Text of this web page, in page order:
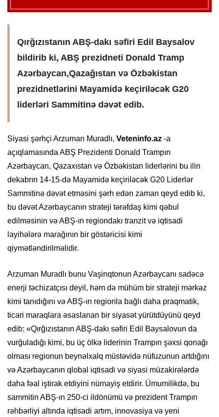
Qırğızıstanın ABŞ-dakı səfiri Edil Baysalov
bildirib ki, ABŞ prezidneti Donald Tramp
Azərbaycan,Qazağıstan və Özbəkistan
prezidnetlərini Mayamidə keçiriləcək G20
liderləri Sammitinə dəvət edib.
Siyasi şərhçi Arzuman Muradlı, Veteninfo.az -a
açıqlamasında ABŞ Prezidenti Donald Trampın
Azərbaycan, Qazaxıstan və Özbəkistan liderlərini bu ilin
dekabrın 14-15-də Mayamidə keçiriləcək G20 Liderlər
Sammitinə dəvət etməsini şərh edən zaman qeyd edib ki,
bu dəvət Azərbaycanın strateji tərəfdaş kimi qəbul
edilməsinin və ABŞ-ın regiondakı tranzit və iqtisadi
layihələrə marağının bir göstəricisi kimi
qiymətləndirilməlidir.
Arzuman Muradlı bunu Vaşinqtonun Azərbaycanı sadəcə
enerji təchizatçısı deyil, həm də mühüm bir strateji mərkəz
kimi tanıdığını və ABŞ-ın regionla bağlı daha praqmatik,
ticari maraqlara əsaslanan bir siyasət yürütdüyünü qeyd
edib: «Qırğızıstanın ABŞ-dakı səfiri Edil Baysalovun da
vurğuladığı kimi, bu üç ölkə liderinin Trampın şəxsi qonağı
olması regionun beynəlxalq müstəvidə nüfuzunun artdığını
və Azərbaycanın qlobal iqtisadi və siyasi müzakirələrdə
daha fəal iştirak etdiyini nümayiş etdirir. Ümumilikdə, bu
sammitin ABŞ-ın 250-ci ildönümü və prezident Trampın
rəhbərliyi altında iqtisadi artım, innovasiya və yeni